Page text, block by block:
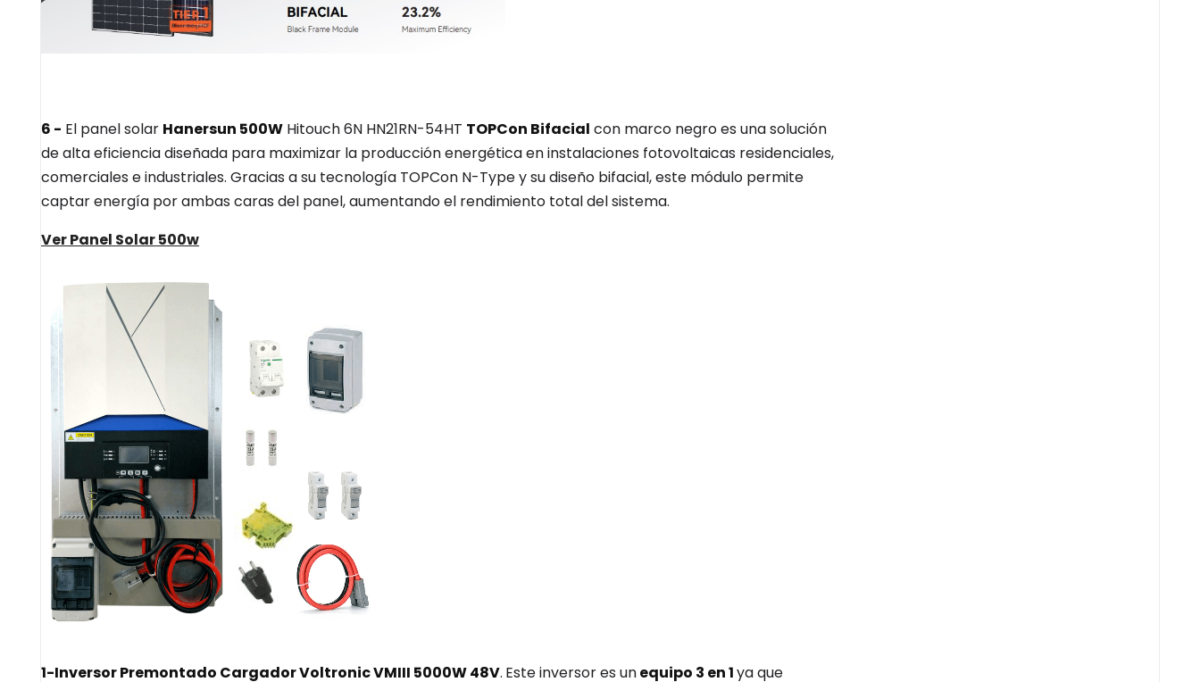
6 - El panel solar Hanersun 500W Hitouch 6N HN21RN-54HT TOPCon Bifacial con marco negro es una solución
de alta eficiencia diseñada para maximizar la producción energética en instalaciones fotovoltaicas residenciales,
comerciales e industriales. Gracias a su tecnología TOPCon N-Type y su diseño bifacial, este módulo permite
captar energía por ambas caras del panel, aumentando el rendimiento total del sistema.
Ver Panel Solar 500w
1-Inversor Premontado Cargador Voltronic VMIII 5000W 48V. Este inversor es unequipo 3 en 1ya que